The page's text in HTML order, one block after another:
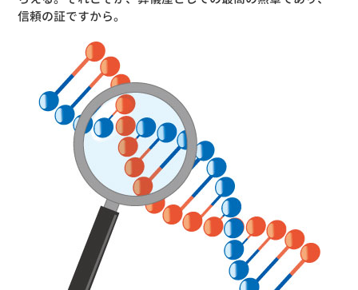
信頼の証ですから。